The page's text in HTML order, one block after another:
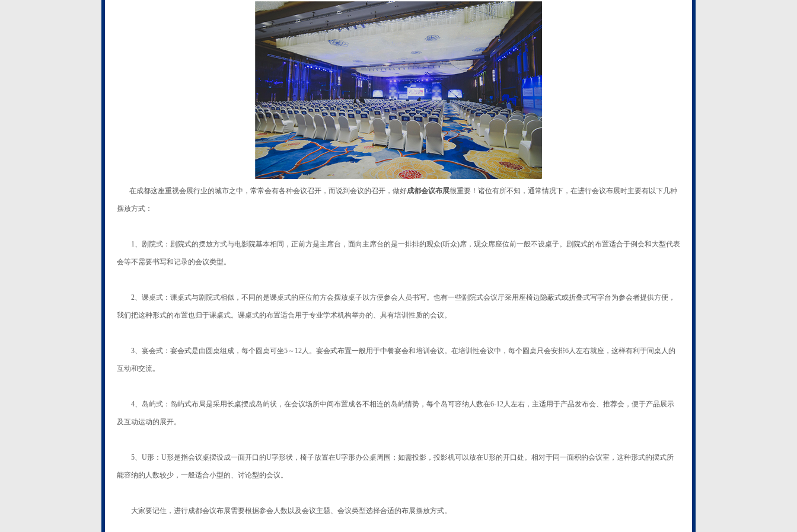
在成都这座重视会展行业的城市之中，常常会有各种会议召开，而说到会议的召开，做好成都会议布展很重要！诸位有所不知，通常情况下，在进行会议布展时主要有以下几种
摆放方式：
1、剧院式：剧院式的摆放方式与电影院基本相同，正前方是主席台，面向主席台的是一排排的观众(听众)席，观众席座位前一般不设桌子。剧院式的布置适合于例会和大型代表
会等不需要书写和记录的会议类型。
2、课桌式：课桌式与剧院式相似，不同的是课桌式的座位前方会摆放桌子以方便参会人员书写。也有一些剧院式会议厅采用座椅边隐蔽式或折叠式写字台为参会者提供方便，
我们把这种形式的布置也归于课桌式。课桌式的布置适合用于专业学术机构举办的、具有培训性质的会议。
3、宴会式：宴会式是由圆桌组成，每个圆桌可坐5～12人。宴会式布置一般用于中餐宴会和培训会议。在培训性会议中，每个圆桌只会安排6人左右就座，这样有利于同桌人的
互动和交流。
4、岛屿式：岛屿式布局是采用长桌摆成岛屿状，在会议场所中间布置成各不相连的岛屿情势，每个岛可容纳人数在6-12人左右，主适用于产品发布会、推荐会，便于产品展示
及互动运动的展开。
5、U形：U形是指会议桌摆设成一面开口的U字形状，椅子放置在U字形办公桌周围；如需投影，投影机可以放在U形的开口处。相对于同一面积的会议室，这种形式的摆式所
能容纳的人数较少，一般适合小型的、讨论型的会议。
大家要记住，进行成都会议布展需要根据参会人数以及会议主题、会议类型选择合适的布展摆放方式。